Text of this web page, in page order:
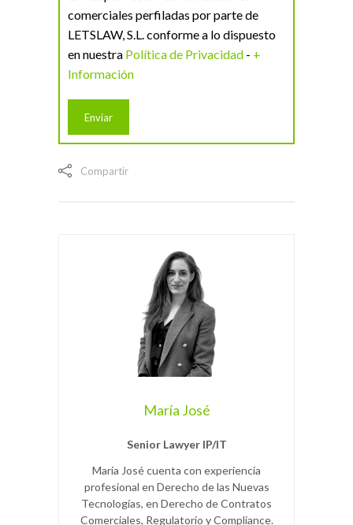
comerciales perfiladas por parte de
LETSLAW, S.L. conforme a lo dispuesto
en nuestra Política de Privacidad - +
Información
Compartir
María José
Senior Lawyer IP/IT
María José cuenta con experiencia
profesional en Derecho de las Nuevas
Tecnologías, en Derecho de Contratos
Comerciales, Regulatorio y Compliance.